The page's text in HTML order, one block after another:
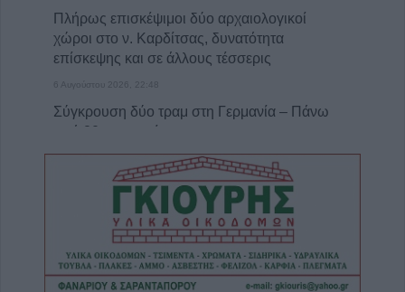
Πλήρως επισκέψιμοι δύο αρχαιολογικοί
χώροι στο ν. Καρδίτσας, δυνατότητα
επίσκεψης και σε άλλους τέσσερις
6 Αυγούστου 2026, 22:48
Σύγκρουση δύο τραμ στη Γερμανία – Πάνω
από 20 τραυματίες
6 Αυγούστου 2026, 21:11
Συρία: Δύο νεκροί και 13 τραυματίες από
έκρηξη βόμβας σε λεωφορείο
6 Αυγούστου 2026, 20:28
Έκτακτος ψεκασμός και μέτρα προστασίας
για τον Ιό του Δυτικού Νείλου στην Δ.Κ.